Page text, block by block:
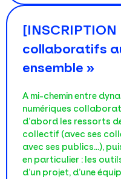
[INSCRIPTION FERMÉE] Les outils
collaboratifs
ensemble »
A mi-chemin entre dynamiques de groupe et outils
numériques
d’abord les ressorts
collectif (avec ses
avec ses publics...),
en particulier : les
d’un projet, d’une